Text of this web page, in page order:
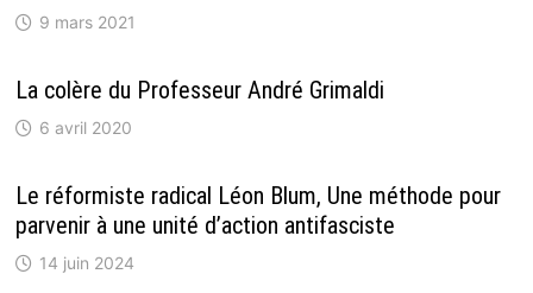
9 mars 2021
La colère du Professeur André Grimaldi
6 avril 2020
Le réformiste radical Léon Blum, Une méthode pour
parvenir à une unité d’action antifasciste
14 juin 2024